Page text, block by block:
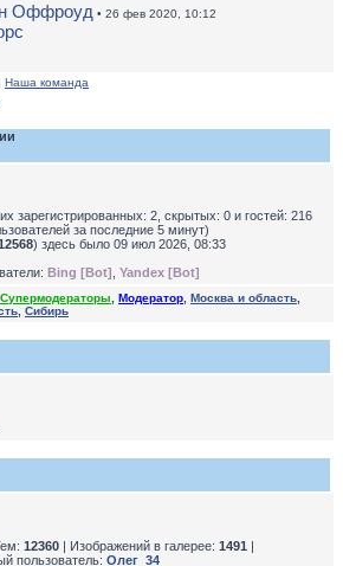
Оффроуд • 26 фев 2020, 10:12
Наша команда
зарегистрированных: 2, скрытых: 0 и гостей: 216
за последние 5 минут)
) здесь было 09 июл 2026, 08:33
Bing [Bot] Yandex [Bot]
Супермодераторы Модератор Москва и область
Сибирь
12360 | Изображений в галерее: 1491 |
пользователь: Олег_34